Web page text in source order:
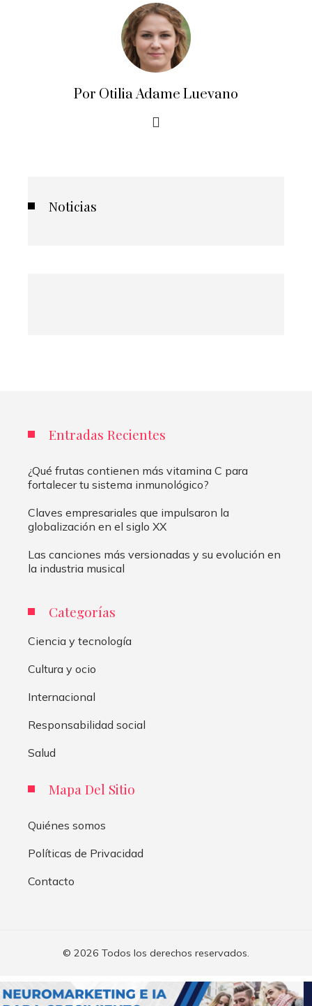
Por Otilia Adame Luevano
Noticias
Entradas Recientes
¿Qué frutas contienen más vitamina C para
fortalecer tu sistema inmunológico?
Claves empresariales que impulsaron la
globalización en el siglo XX
Las canciones más versionadas y su evolución en
la industria musical
Categorías
Ciencia y tecnología
Cultura y ocio
Internacional
Responsabilidad social
Salud
Mapa Del Sitio
Quiénes somos
Políticas de Privacidad
Contacto
© 2026 Todos los derechos reservados.